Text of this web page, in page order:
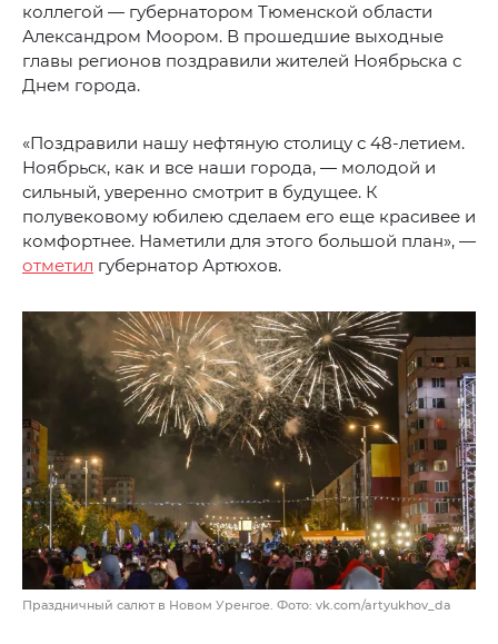
коллегой — губернатором Тюменской области
Александром Моором. В прошедшие выходные
главы регионов поздравили жителей Ноябрьска с
Днем города.
«Поздравили нашу нефтяную столицу с 48-летием.
Ноябрьск, как и все наши города, — молодой и
сильный, уверенно смотрит в будущее. К
полувековому юбилею сделаем его еще красивее и
комфортнее. Наметили для этого большой план», —
отметил губернатор Артюхов.
Праздничный салют в Новом Уренгое. Фото: vk.com/artyukhov_da